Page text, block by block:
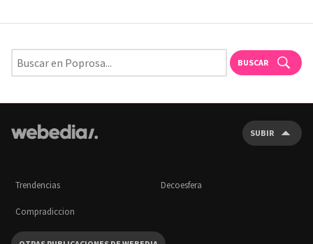
BUSCAR
SUBIR
Trendencias Decoesfera
Compradiccion